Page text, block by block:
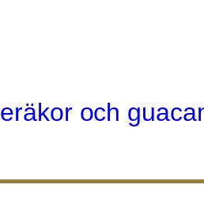
och